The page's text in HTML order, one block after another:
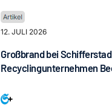
12. JULI 2026
Großbrand bei
Recyclingunternehmen